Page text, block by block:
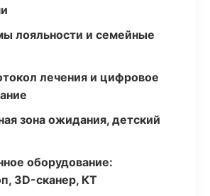
лояльности и семейные
лечения и цифровое
зона ожидания, детский
оборудование:
3D-сканер, КТ